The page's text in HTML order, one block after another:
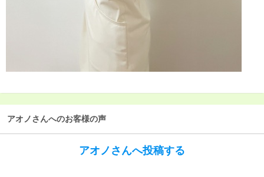
アオノさんへのお客様の声
アオノさんへ投稿する